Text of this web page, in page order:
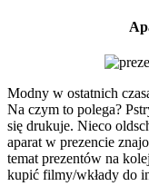
Modny w ostatnich
Na czym to polega?
się drukuje. Nieco
aparat w prezencie
temat prezentów na
kupić filmy/wkłady do